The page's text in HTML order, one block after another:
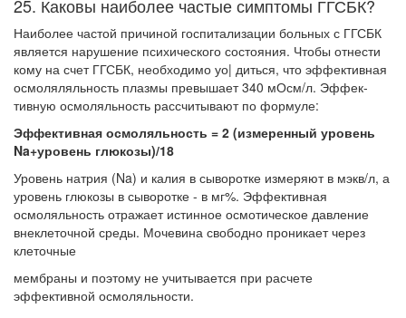
25. Каковы наиболее частые симптомы ГГСБК?
Наиболее частой причиной госпитализации больных с ГГСБК
является нарушение психического состояния. Чтобы отнести
кому на счет ГГСБК, необходимо уо| диться, что эффективная
осмоляляльность плазмы превышает 340 мОсм/л. Эффек­
тивную осмоляльность рассчитывают по формуле:
Эффективная осмоляльность = 2 (измеренный уровень
Na+уровень глюкозы)/18
Уровень натрия (Na) и калия в сыворотке измеряют в мэкв/л, а
уровень глюко­зы в сыворотке - в мг%. Эффективная
осмоляльность отражает истинное осмотиче­ское давление
внеклеточной среды. Мочевина свободно проникает через
клеточные
мембраны и поэтому не учитывается при расчете
эффективной осмоляльности.